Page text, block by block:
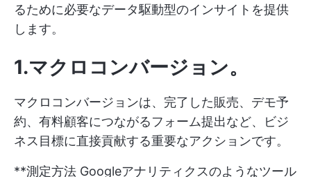
るために必要なデータ駆動型のインサイトを提供
します。
1.マクロコンバージョン。
マクロコンバージョンは、完了した販売、デモ予
約、有料顧客につながるフォーム提出など、ビジ
ネス目標に直接貢献する重要なアクションです。
**測定方法 Googleアナリティクスのようなツール